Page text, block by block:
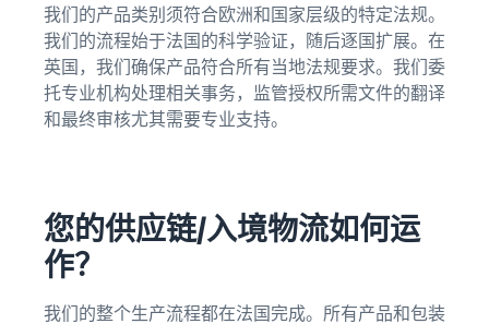
我们的产品类别须符合欧洲和国家层级的特定法规。
我们的流程始于法国的科学验证，随后逐国扩展。在
英国，我们确保产品符合所有当地法规要求。我们委
托专业机构处理相关事务，监管授权所需文件的翻译
和最终审核尤其需要专业支持。
您的供应链/入境物流如何运
作？
我们的整个生产流程都在法国完成。所有产品和包装